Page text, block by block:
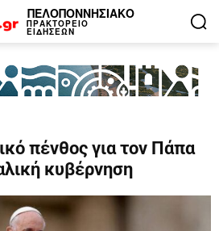
ΠΕΛΟΠΟΝΝΗΣΙΑΚΟ
ΠΡΑΚΤΟΡΕΙΟ
ΕΙΔΗΣΕΩΝ
πένθος για τον Πάπα
κυβέρνηση